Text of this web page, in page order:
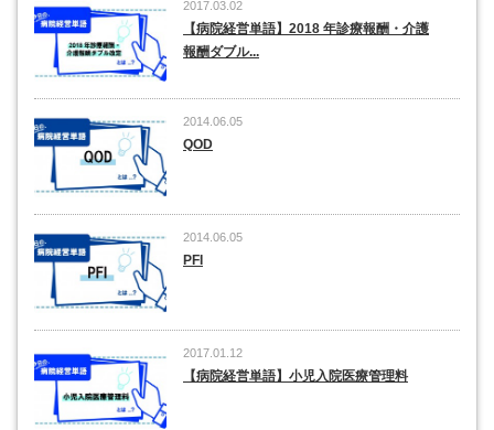
2017.03.02
【病院経営単語】2018 年診療報酬・介護
報酬ダブル...
2014.06.05
QOD
2014.06.05
PFI
2017.01.12
【病院経営単語】小児入院医療管理料